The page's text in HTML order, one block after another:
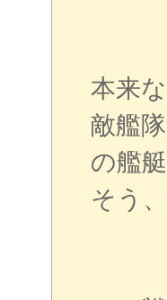
本来
敵艦
の艦
そう